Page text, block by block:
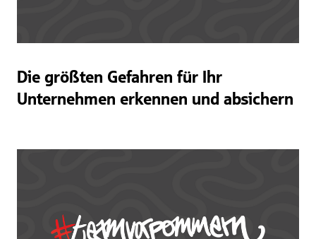
Die größten Gefahren für Ihr
Unternehmen erkennen und absichern